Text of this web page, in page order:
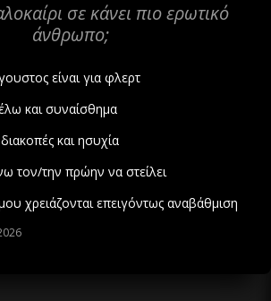
σε κάνει πιο ερωτικό
άνθρωπο;
είναι για φλερτ
και συναίσθημα
και ησυχία
τον/την πρώην να στείλει
χρειάζονται επειγόντως αναβάθμιση